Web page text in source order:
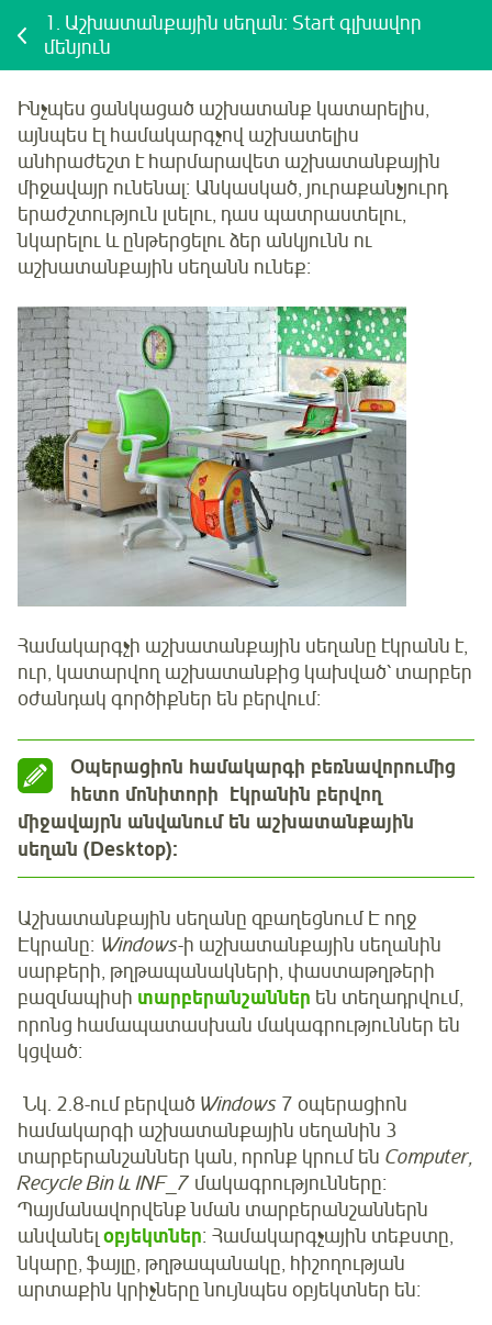
1. Աշխատանքային սեղան: Start գլխավոր
մենյուն
Ինչպես ցանկացած աշխատանք կատարելիս,
այնպես էլ համակարգչով աշխատելիս
անհրաժեշտ է հարմարավետ աշխատանքային
միջավայր ունենալ։ Անկասկած, յուրաքանչյուրդ
երաժշտություն լսելու, դաս պատրաստելու,
նկարելու և ընթերցելու ձեր անկյունն ու
աշխատանքային սեղանն ունեք։
Համակարգչի աշխատանքային սեղանը էկրանն է,
ուր, կատարվող աշխատանքից կախված՝ տարբեր
օժանդակ գործիքներ են բերվում։
Օպերացիոն համակարգի բեռնավորումից
հետո մոնիտորի էկրանին բերվող
միջավայրն անվանում են աշխատանքային
սեղան (Desktop)։
Աշխատանքային սեղանը զբաղեցնում Է ողջ
Էկրանը։ Windows-ի աշխատանքային սեղանին
սարքերի, թղթապանակների, փաստաթղթերի
բազմապիսի տարբերանշաններ են տեղադրվում,
որոնց համապատասխան մակագրություններ են
կցված։
Նկ. 2.8-ում բերված Windows 7 օպերացիոն
համակարգի աշխատանքային սեղանին 3
տարբերանշաններ կան, որոնք կրում են Computer,
Recycle Bin և INF_7 մակագրությունները։
Պայմանավորվենք նման տարբերանշաններն
անվանել օբյեկտներ։ Համակարգչային տեքստը,
նկարը, ֆայլը, թղթապանակը, հիշողության
արտաքին կրիչները նույնպես օբյեկտներ են։